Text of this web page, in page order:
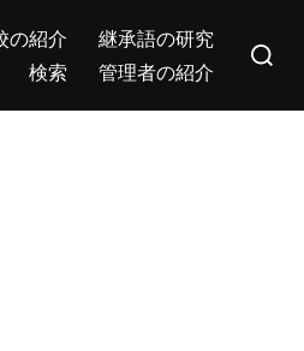
の紹介
継承語の研究
検索 管理者の紹介
for: